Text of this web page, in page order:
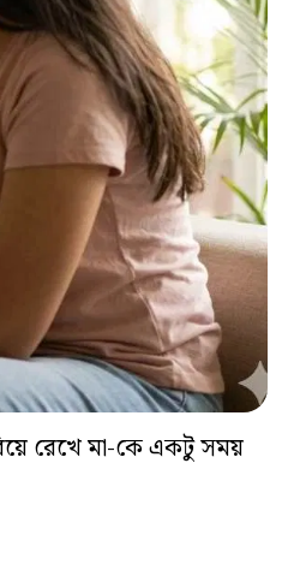
রেখে মা-কে একটু সময়